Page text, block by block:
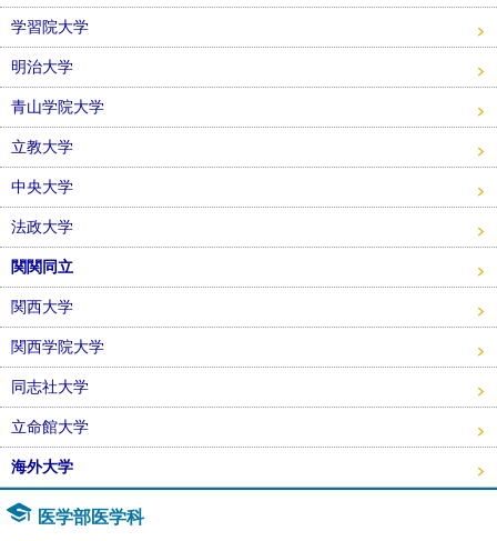
学習院大学
明治大学
青山学院大学
立教大学
中央大学
法政大学
関関同立
関西大学
関西学院大学
同志社大学
立命館大学
海外大学
医学部医学科